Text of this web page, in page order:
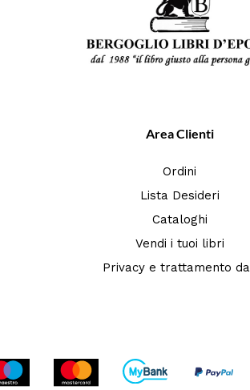
Area Clienti
Ordini
Lista Desideri
Cataloghi
Vendi i tuoi libri
Privacy e trattamento